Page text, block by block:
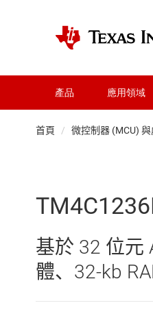
產品 應用領域
首頁 / 微控制器 (MCU)
射
微
基於 32 位元
體、32-kb